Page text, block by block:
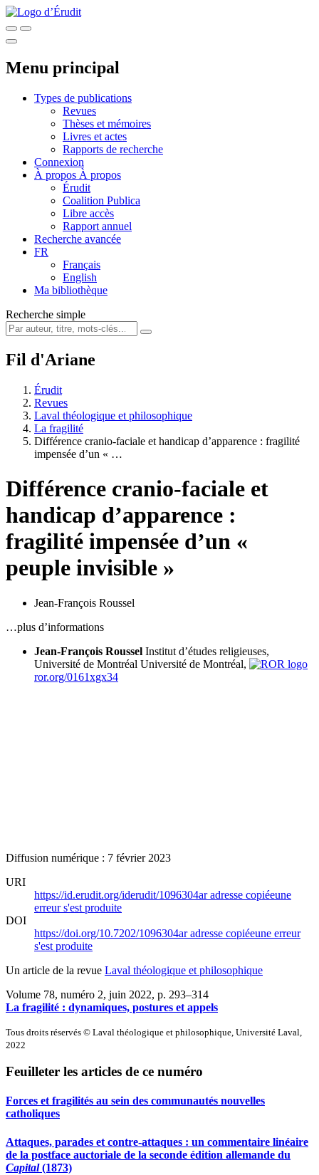
Menu principal
Types de publications
Revues
Thèses et mémoires
Livres et actes
Rapports de recherche
Connexion
À propos À propos
Érudit
Coalition Publica
Libre accès
Rapport annuel
Recherche avancée
FR
Français
English
Ma bibliothèque
Recherche simple
Fil d'Ariane
Érudit
Revues
Laval théologique et philosophique
La fragilité
Différence cranio-faciale et handicap d’apparence : fragilité
impensée d’un « …
Différence cranio-faciale et
handicap d’apparence :
fragilité impensée d’un «
peuple invisible »
Jean-François Roussel
…plus d’informations
Jean-François Roussel Institut d’études religieuses,
Université de Montréal Université de Montréal,
ror.org/0161xgx34
Diffusion numérique : 7 février 2023
URI
https://id.erudit.org/iderudit/1096304aradresse copiéeune
erreur s'est produite
DOI
https://doi.org/10.7202/1096304aradresse copiéeune erreur
s'est produite
Un article de la revue Laval théologique et philosophique
Volume 78, numéro 2, juin 2022, p. 293–314
La fragilité : dynamiques, postures et appels
Tous droits réservés © Laval théologique et philosophique, Université Laval,
2022
Feuilleter les articles de ce numéro
Forces et fragilités au sein des communautés nouvelles
catholiques
Attaques, parades et contre-attaques : un commentaire linéaire
de la postface auctoriale de la seconde édition allemande du
Capital(1873)